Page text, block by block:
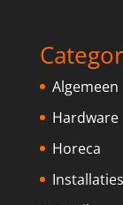
Algemeen
Hardware
Horeca
Installaties